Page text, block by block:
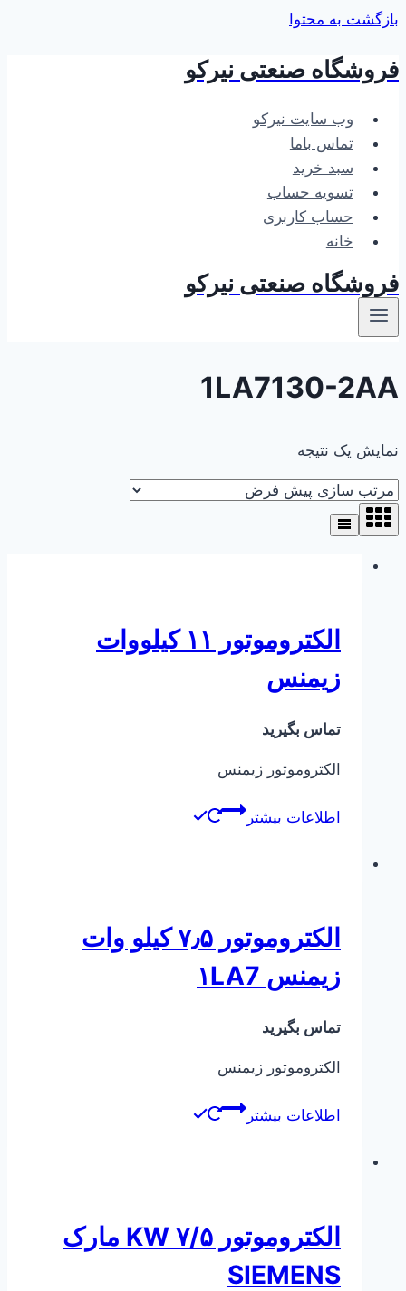
بازگشت به محتوا
فروشگاه صنعتی نیرکو
وب سایت نیرکو
تماس باما
سبد خرید
تسویه حساب
حساب کاربری
خانه
فروشگاه صنعتی نیرکو
1LA7130-2AA
نمایش یک نتیجه
الکتروموتور ۱۱ کیلووات
زیمنس
تماس بگیرید
الکتروموتور زیمنس
اطلاعات بیشتر
الکتروموتور ۷٫۵ کیلو وات
زیمنس ۱LA7
تماس بگیرید
الکتروموتور زیمنس
اطلاعات بیشتر
الکتروموتور ۷/۵ KW مارک
SIEMENS